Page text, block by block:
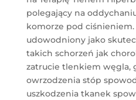
polegający na
komorze pod ciśnieniem.
udowodniony jako
takich schorzeń jak
zatrucie tlenkiem węgla,
owrzodzenia stóp
uszkodzenia tkanek